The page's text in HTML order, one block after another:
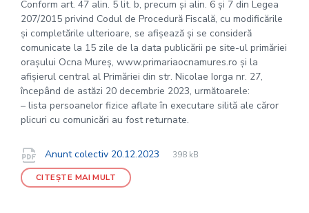
Conform art. 47 alin. 5 lit. b, precum și alin. 6 și 7 din Legea
207/2015 privind Codul de Procedură Fiscală, cu modificările
și completările ulterioare, se afișează și se consideră
comunicate la 15 zile de la data publicării pe site-ul primăriei
orașului Ocna Mureș, www.primariaocnamures.ro și la
afișierul central al Primăriei din str. Nicolae Iorga nr. 27,
începând de astăzi 20 decembrie 2023, următoarele:
– lista persoanelor fizice aflate în executare silită ale căror
plicuri cu comunicări au fost returnate.
Documente
Anunt colectiv 20.12.2023
File
pdf
File
398 kB
CITEȘTE MAI MULT